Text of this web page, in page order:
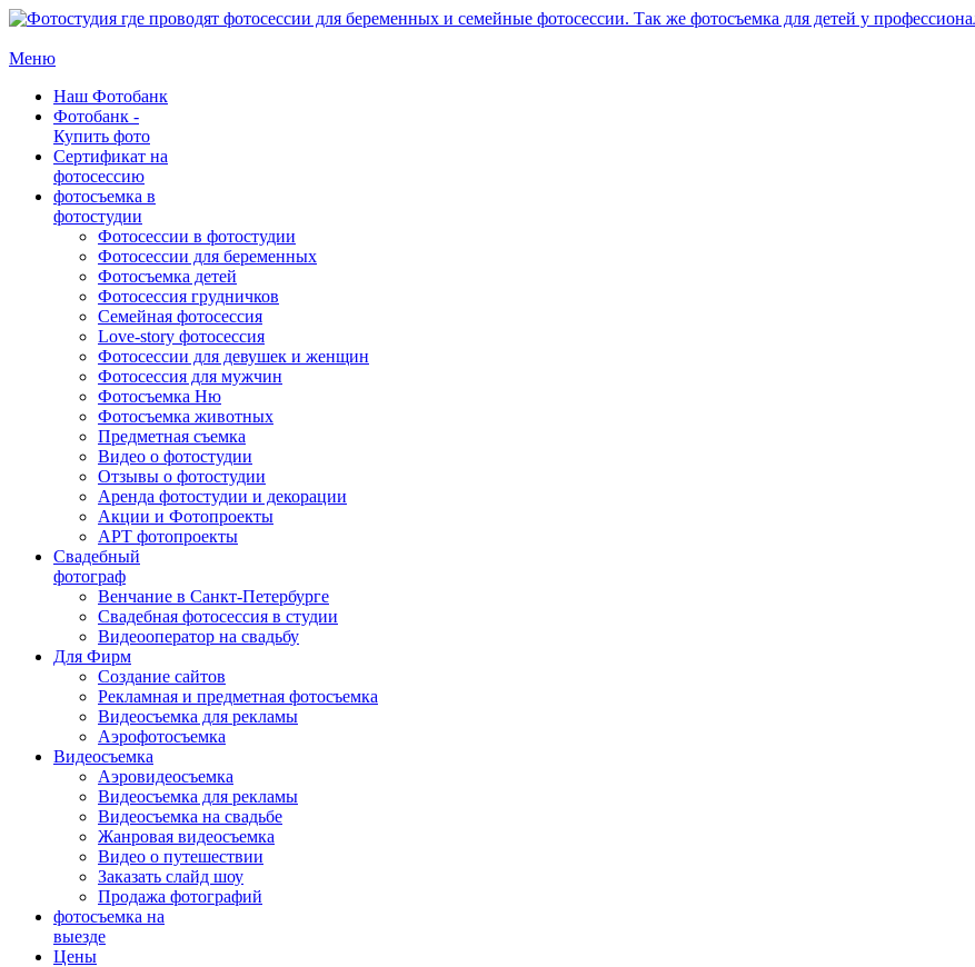
Меню
Наш Фотобанк
Фотобанк -
Купить фото
Сертификат на
фотосессию
фотосъемка в
фотостудии
Фотосессии в фотостудии
Фотосессии для беременных
Фотосъемка детей
Фотосессия грудничков
Семейная фотосессия
Love-story фотосессия
Фотосессии для девушек и женщин
Фотосессия для мужчин
Фотосъемка Ню
Фотосъемка животных
Предметная съемка
Видео о фотостудии
Отзывы о фотостудии
Аренда фотостудии и декорации
Акции и Фотопроекты
АРТ фотопроекты
Свадебный
фотограф
Венчание в Санкт-Петербурге
Свадебная фотосессия в студии
Видеооператор на свадьбу
Для Фирм
Создание сайтов
Рекламная и предметная фотосъемка
Видеосъемка для рекламы
Аэрофотосъемка
Видеосъемка
Аэровидеосъемка
Видеосъемка для рекламы
Видеосъемка на свадьбе
Жанровая видеосъемка
Видео о путешествии
Заказать слайд шоу
Продажа фотографий
фотосъемка на
выезде
Цены